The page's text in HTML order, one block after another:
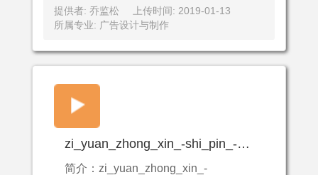
提供者: 乔监松
上传时间: 2019-01-13
所属专业: 广告设计与制作
zi_yuan_zhong_xin_-shi_pin_-shou_gong_ci_xiu_pi_bao_-ma_wei_xiu_xi_lie_-zi_pei_ci_xiu_yao_chi_bao_.mp4
简介：zi_yuan_zhong_xin_-